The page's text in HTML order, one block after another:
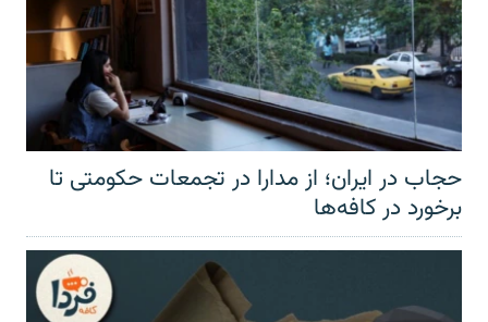
حجاب در ایران؛ از مدارا در تجمعات حکومتی تا
برخورد در کافه‌ها